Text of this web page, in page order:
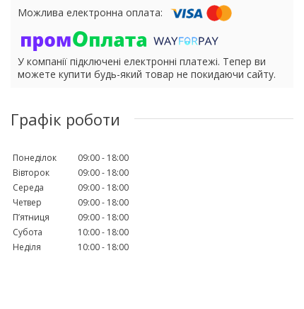
У компанії підключені електронні платежі. Тепер ви
можете купити будь-який товар не покидаючи сайту.
Графік роботи
Понеділок 09:00
18:00
Вівторок
09:00
18:00
Середа
09:00
18:00
Четвер
09:00
18:00
Пʼятниця
09:00
18:00
Субота
10:00
18:00
Неділя
10:00 18:00